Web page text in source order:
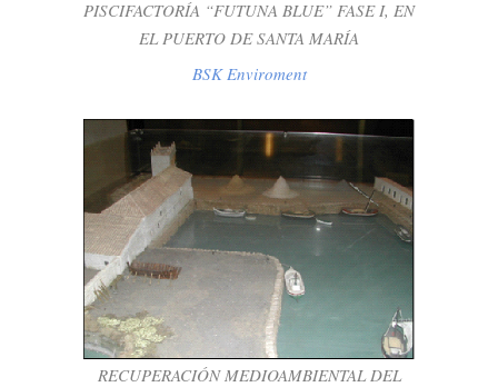
PISCIFACTORÍA “FUTUNA BLUE” FASE I, EN
EL PUERTO DE SANTA MARÍA
BSK Enviroment
RECUPERACIÓN MEDIOAMBIENTAL DEL
MOLINO ZAPORITO Y SU ENTORNO,
T.M. SAN FERNANDO Y ADENDA
BSK Enviroment
RECUPERACIÓN MEDIOAMBIENTAL DEL